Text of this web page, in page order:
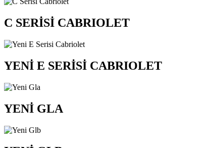
C SERİSİ CABRIOLET
YENİ E SERİSİ CABRIOLET
YENİ GLA